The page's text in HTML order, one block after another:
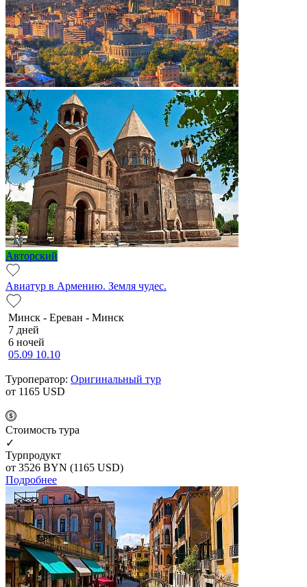
Авторский
Авиатур в Армению. Земля чудес.
Минск - Ереван - Минск
7 дней
6 ночей
05.09 10.10
Туроператор: Оригинальный тур
от 1165 USD
Cтоимость тура
✓
Турпродукт
от 3526 BYN (1165 USD)
Подробнее